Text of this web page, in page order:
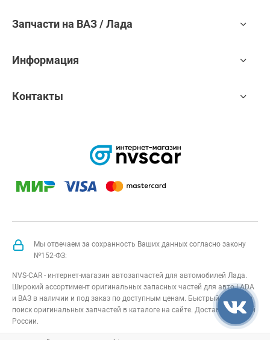
Запчасти на ВАЗ / Лада
Информация
Контакты
Мы отвечаем за сохранность Ваших данных согласно закону
№152-ФЗ:
NVS-CAR - интернет-магазин автозапчастей для автомобилей Лада.
Широкий ассортимент оригинальных запасных частей для авто LADA
и ВАЗ в наличии и под заказ по доступным ценам. Быстрый подбор и
поиск оригинальных запчастей в каталоге на сайте. Доставка по всей
России.